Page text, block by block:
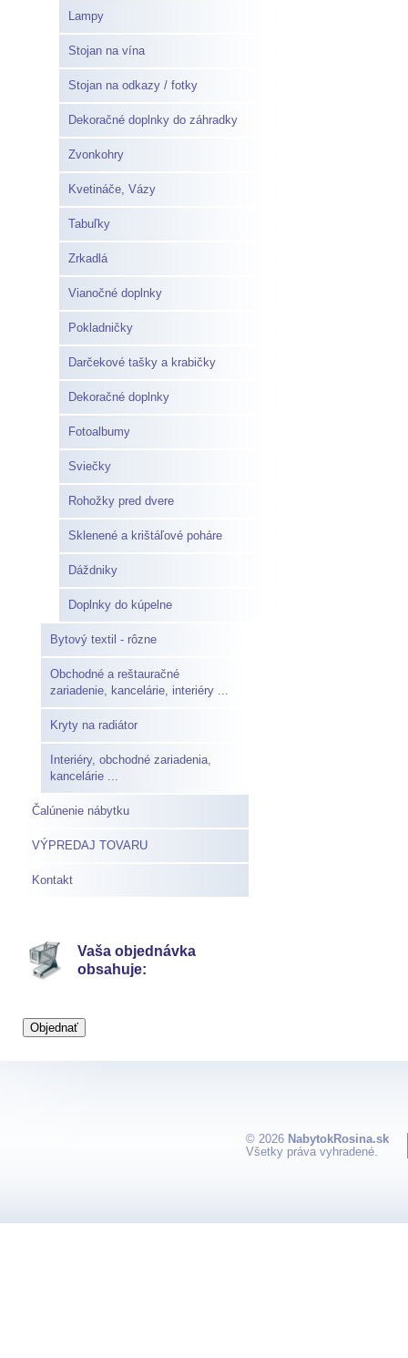
Lampy
Stojan na vína
Stojan na odkazy / fotky
Dekoračné doplnky do záhradky
Zvonkohry
Kvetináče, Vázy
Tabuľky
Zrkadlá
Vianočné doplnky
Pokladničky
Darčekové tašky a krabičky
Dekoračné doplnky
Fotoalbumy
Sviečky
Rohožky pred dvere
Sklenené a krištáľové poháre
Dáždniky
Doplnky do kúpelne
Bytový textil - rôzne
Obchodné a reštauračné
zariadenie, kancelárie, interiéry ...
Kryty na radiátor
Interiéry, obchodné zariadenia,
kancelárie ...
Čalúnenie nábytku
VÝPREDAJ TOVARU
Kontakt
Vaša objednávka
obsahuje:
© 2026 NabytokRosina.sk
Všetky práva vyhradené.